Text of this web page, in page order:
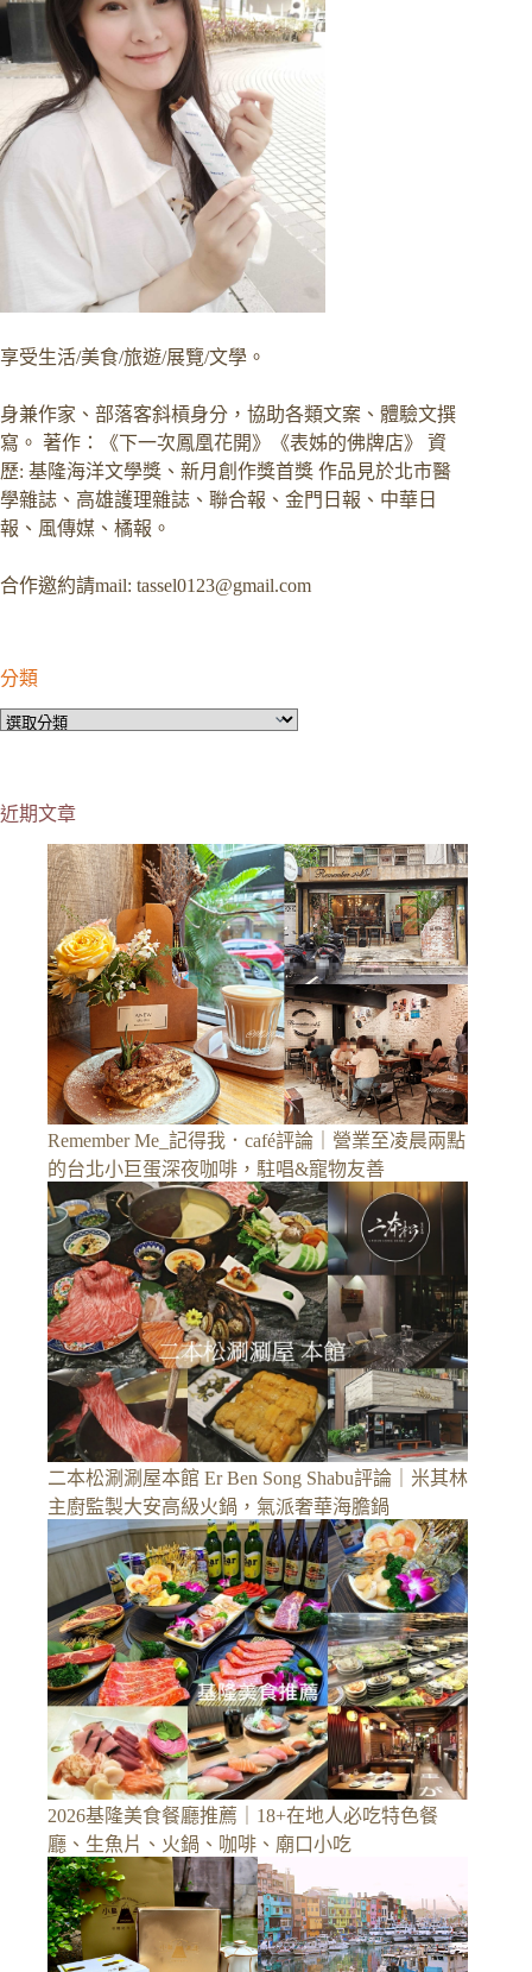
享受生活/美食/旅遊/展覽/文學。
身兼作家、部落客斜槓身分，協助各類文案、體驗文撰
寫。 著作：《下一次鳳凰花開》《表姊的佛牌店》 資
歷: 基隆海洋文學獎、新月創作獎首獎 作品見於北市醫
學雜誌、高雄護理雜誌、聯合報、金門日報、中華日
報、風傳媒、橘報。
合作邀約請mail: tassel0123@gmail.com
分類
分
近期文章
Remember Me_記得我．café評論｜營業至凌晨兩點
的台北小巨蛋深夜咖啡，駐唱&寵物友善
二本松涮涮屋本館 Er Ben Song Shabu評論｜米其林
主廚監製大安高級火鍋，氣派奢華海膽鍋
2026基隆美食餐廳推薦｜18+在地人必吃特色餐
廳、生魚片、火鍋、咖啡、廟口小吃